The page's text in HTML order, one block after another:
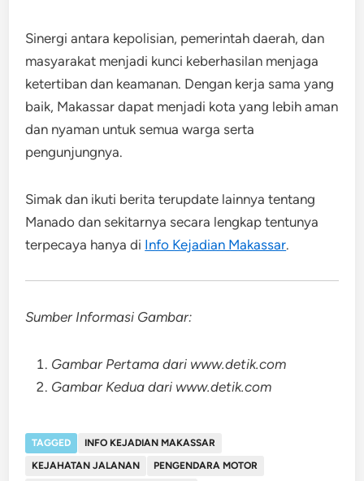
Sinergi antara kepolisian, pemerintah daerah, dan
masyarakat menjadi kunci keberhasilan menjaga
ketertiban dan keamanan. Dengan kerja sama yang
baik, Makassar dapat menjadi kota yang lebih aman
dan nyaman untuk semua warga serta
pengunjungnya.
Simak dan ikuti berita terupdate lainnya tentang
Manado dan sekitarnya secara lengkap tentunya
terpecaya hanya di Info Kejadian Makassar.
Sumber Informasi Gambar:
Gambar Pertama dari www.detik.com
Gambar Kedua dari www.detik.com
TAGGED
INFO KEJADIAN MAKASSAR
KEJAHATAN JALANAN
PENGENDARA MOTOR